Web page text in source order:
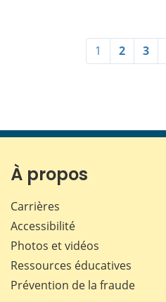
1 2 3
À propos
Carrières
Accessibilité
Photos et vidéos
Ressources éducatives
Prévention de la fraude